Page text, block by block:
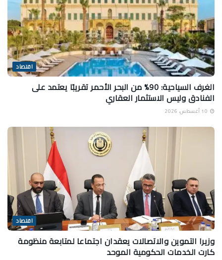
اقتصاد
الغرف السياحية: 90% من البحر الأحمر تقريبًا يعتمد على
الفنادق وليس الاستثمار العقاري
اقتصاد
وزيرا التموين والاتصالات يعقدان اجتماعا لمتابعة منظومة
كارت الخدمات الحكومية الموحد